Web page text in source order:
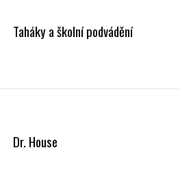
Taháky a školní podvádění
Dr. House